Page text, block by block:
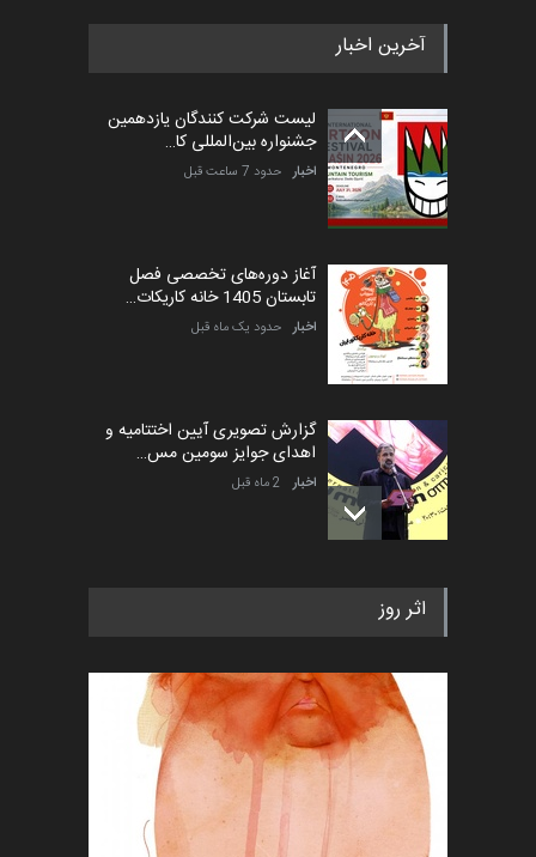
بیست و هشتمین مسابقه
مهلت 6 روز دیگر
آخرین اخبار
لیست شرکت کنندگان یازدهمین
جشنواره بین‌المللی کا…
اخبار حدود 7 ساعت قبل
آغاز دوره‌های تخصصی فصل
تابستان 1405 خانه کاریکات…
اخبار حدود یک ماه قبل
گزارش تصویری آیین اختتامیه و
اهدای جوایز سومین مس…
اخبار 2 ماه قبل
به یاد اردوغان باشول (۱۹۳۶–
اخبار 2 ماه قبل
رویداد کارگاهی کارتون و پوستر
«ایران سربلند» به ا…
اثر روز